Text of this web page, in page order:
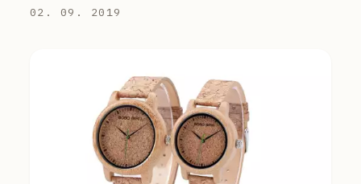
02. 09. 2019